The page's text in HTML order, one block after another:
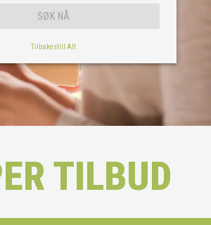
Tilbakestill Alt
TILBUD